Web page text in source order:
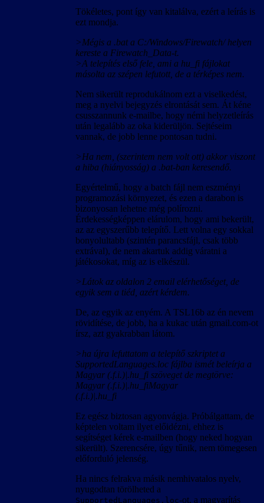
Tökéletes, pont így van kitalálva, ezért a leírás is
ezt mondja.
>Mégis a .bat a C:/Windows/Firewatch/ helyen
kereste a Firewatch_Data-t.
>A telepítés első fele, ami a hu_fi fájlokat
másolta az szépen lefutott, de a térképes nem.
Nem sikerült reprodukálnom ezt a viselkedést,
meg a nyelvi bejegyzés elrontását sem. Át kéne
csusszannunk e-mailbe, hogy némi helyzetleírás
után legalább az oka kiderüljön. Sejtéseim
vannak, de jobb lenne pontosan tudni.
>Ha nem, (szerintem nem volt ott) akkor viszont
a hiba (hiányosság) a .bat-ban keresendő.
Egyértelmű, hogy a batch fájl nem eszményi
programozási környezet, és ezen a darabon is
bizonyosan lehetne még polírozni.
Érdekességképpen elárulom, hogy ami bekerült,
az az egyszerűbb telepítő. Lett volna egy sokkal
bonyolultabb (szintén parancsfájl, csak több
extrával), de nem akartuk addig váratni a
játékosokat, míg az is elkészül.
>Látok az oldalon 2 email elérhetőséget, de
egyik sem a tiéd, azért kérdem.
De, az egyik az enyém. A TSL16b az én nevem
rövidítése, de jobb, ha a kukac után gmail.com-ot
írsz, azt gyakrabban látom.
>ha újra lefuttatom a telepítő szkriptet a
SupportedLanguages.loc fájlba ismét beleírja a
Magyar (.f.i.)|.hu_fi szöveget de megtörve:
Magyar (.f.i.)|.hu_fiMagyar
(.f.i.)|.hu_fi
Ez egész biztosan agyonvágja. Próbálgattam, de
képtelen voltam ilyet előidézni, ehhez is
segítséget kérek e-mailben (hogy neked hogyan
sikerült). Szerencsére, úgy tűnik, nem tömegesen
előforduló jelenség.
Ha nincs felrakva másik nemhivatalos nyelv,
nyugodtan törölheted a
SupportedLanguages.loc-ot, a magyarítás